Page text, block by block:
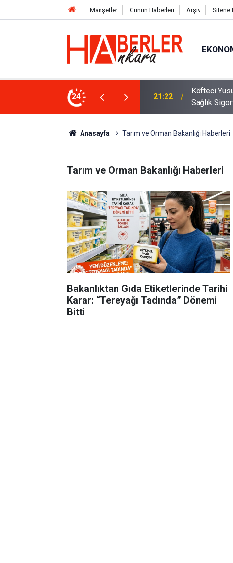
Manşetler Günün Haberleri Arşiv Sitene
24
2026! Bayram Primi, Erzak Yardımı ve
12:33 Sürücüler
Anasayfa Tarım ve Orman Bakanlığı Haberleri
Tarım ve Orman Bakanlığı Haberleri
Bakanlıktan Gıda Etiketlerinde Tarihi
Karar: “Tereyağı Tadında” Dönemi
Bitti